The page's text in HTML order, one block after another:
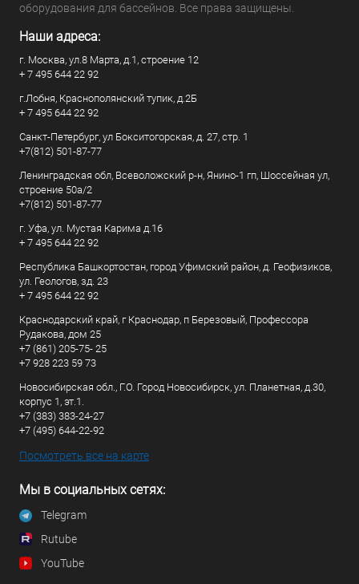
оборудования для бассейнов. Все права защищены.
Наши адреса:
г. Москва, ул.8 Марта, д.1, строение 12
+ 7 495 644 22 92
г.Лобня, Краснополянский тупик, д.2Б
+ 7 495 644 22 92
Санкт-Петербург, ул Бокситогорская, д. 27, стр. 1
+7(812) 501-87-77
Ленинградская обл, Всеволожский р-н, Янино-1 гп, Шоссейная ул,
строение 50а/2
+7(812) 501-87-77
г. Уфа, ул. Мустая Карима д.16
+ 7 495 644 22 92
Республика Башкортостан, город Уфимский район, д. Геофизиков,
ул. Геологов, зд. 23
+ 7 495 644 22 92
Краснодарский край, г Краснодар, п Березовый, Профессора
Рудакова, дом 25
+7 (861) 205-75- 25
+7 928 223 59 73
Новосибирская обл., Г.О. Город Новосибирск, ул. Планетная, д.30,
корпус 1, эт.1.
+7 (383) 383-24-27
+7 (495) 644-22-92
Посмотреть все на карте
Мы в социальных сетях:
Telegram
Rutube
YouTube